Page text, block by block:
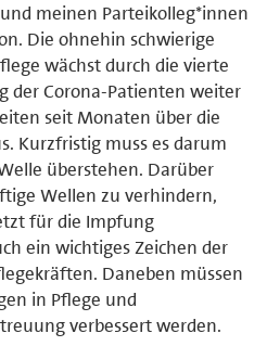
meinen Parteikolleg*innen
Die ohnehin schwierige
wächst durch die vierte
der Corona-Patienten weiter
seit Monaten über die
Kurzfristig muss es darum
überstehen. Darüber
Wellen zu verhindern,
für die Impfung
ein wichtiges Zeichen der
Daneben müssen
in Pflege und
verbessert werden.